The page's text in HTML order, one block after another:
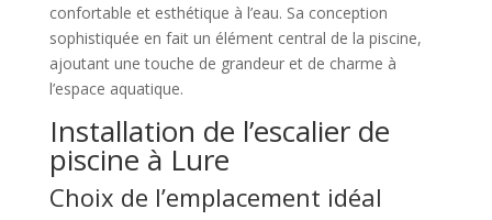
confortable et esthétique à l’eau. Sa conception
sophistiquée en fait un élément central de la piscine,
ajoutant une touche de grandeur et de charme à
l’espace aquatique.
Installation de l’escalier de
piscine à Lure
Choix de l’emplacement idéal